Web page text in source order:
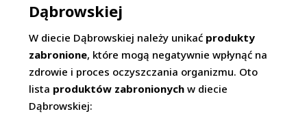
Dąbrowskiej
W diecie Dąbrowskiej należy unikać produkty
zabronione, które mogą negatywnie wpłynąć na
zdrowie i proces oczyszczania organizmu. Oto
lista produktów zabronionych w diecie
Dąbrowskiej: